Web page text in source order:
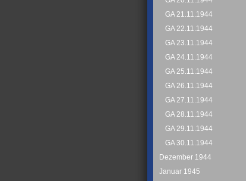
GA 21.11.1944
GA 22.11.1944
GA 23.11.1944
GA 24.11.1944
GA 25.11.1944
GA 26.11.1944
GA 27.11.1944
GA 28.11.1944
GA 29.11.1944
GA 30.11.1944
Dezember 1944
Januar 1945